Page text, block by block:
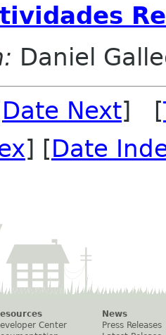
Daniel
Date Next] [
] [Date
Center
News
Press Releases